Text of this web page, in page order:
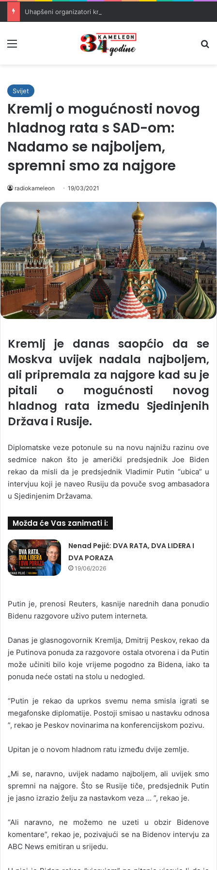
Svijet
Kremlj o mogućnosti novog
hladnog rata s SAD-om:
Nadamo se najboljem,
spremni smo za najgore
radiokameleon 19/03/2021
Kremlj je danas saopćio da se
Moskva uvijek nadala najboljem,
ali pripremala za najgore kad su je
pitali o mogućnosti novog
hladnog rata između Sjedinjenih
Država i Rusije.
Diplomatske veze potonule su na novu najnižu razinu ove
sedmice nakon što je američki predsjednik Joe Biden
rekao da misli da je predsjednik Vladimir Putin “ubica” u
intervjuu koji je naveo Rusiju da povuče svog ambasadora
u Sjedinjenim Državama.
Možda će Vas zanimati i:
Nenad Pejić: DVA RATA, DVA LIDERA I
DVA PORAZA
19/06/2026
Putin je, prenosi Reuters, kasnije narednih dana ponudio
Bidenu razgovore uživo putem interneta.
Danas je glasnogovornik Kremlja, Dmitrij Peskov, rekao da
je Putinova ponuda za razgovore ostala otvorena i da Putin
može učiniti bilo koje vrijeme pogodno za Bidena, iako ta
ponuda neće ostati na stolu u nedogled.
“Putin je rekao da uprkos svemu nema smisla igrati se
megafonske diplomatije. Postoji smisao u nastavku odnosa
”, rekao je Peskov novinarima na konferencijskom pozivu.
Upitan je o novom hladnom ratu između dvije zemlje.
„Mi se, naravno, uvijek nadamo najboljem, ali uvijek smo
spremni na najgore. Što se Rusije tiče, predsjednik Putin
je jasno izrazio želju za nastavkom veza … ”, rekao je.
“Ali naravno, ne možemo ne uzeti u obzir Bidenove
komentare”, rekao je, pozivajući se na Bidenov intervju za
ABC News emitiran u srijedu.